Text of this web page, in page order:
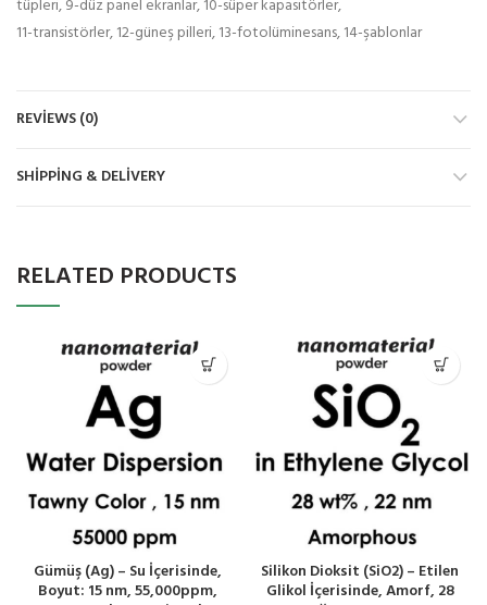
tüpleri, 9-düz panel ekranlar, 10-süper kapasitörler,
11-transistörler, 12-güneş pilleri, 13-fotolüminesans, 14-şablonlar
REVIEWS (0)
SHIPPING & DELIVERY
RELATED PRODUCTS
Gümüş (Ag) – Su İçerisinde,
Boyut: 15 nm, 55,000ppm,
Silikon Dioksit (SiO2) – Etilen
Glikol İçerisinde, Amorf, 28